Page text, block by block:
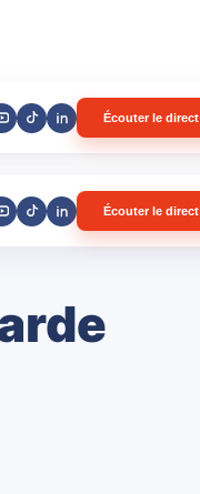
Écouter le direct
Écouter le direct